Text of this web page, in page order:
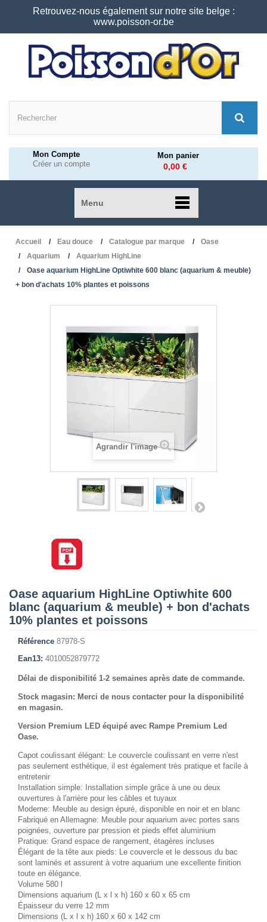
Retrouvez-nous également sur notre site belge :
www.poisson-or.be
Mon Compte
Créer un compte
Mon panier
0,00 €
Menu
Accueil Eau douce Catalogue par marque
Oase
Aquarium
Aquarium HighLine
Oase aquarium HighLine Optiwhite 600 blanc (aquarium & meuble)
+ bon d'achats 10% plantes et poissons
Agrandir l'image
Oase aquarium HighLine Optiwhite 600
blanc (aquarium & meuble) + bon d'achats
10% plantes et poissons
Référence 87978-S
Ean13: 4010052879772
Délai de disponibilité 1-2 semaines après date de commande.
Stock magasin: Merci de nous contacter pour la disponibilité
en magasin.
Version Premium LED équipé avec Rampe Premium Led
Oase.
Capot coulissant élégant: Le couvercle coulissant en verre n'est
pas seulement esthétique, il est également très pratique et facile à
entretenir
Installation simple: Installation simple grâce à une ou deux
ouvertures à l'arrière pour les câbles et tuyaux
Moderne: Meuble au design épuré, disponible en noir et en blanc
Fabriqué en Allemagne: Meuble pour aquarium avec portes sans
poignées, ouverture par pression et pieds effet aluminium
Pratique: Grand espace de rangement, étagères incluses
Élégant de la tête aux pieds: Le couvercle et le dessous du bac
sont laminés et assurent à votre aquarium une excellente finition
toute en élégance.
Volume 580 l
Dimensions aquarium (L x l x h) 160 x 60 x 65 cm
Épaisseur du verre 12 mm
Dimensions (L x l x h) 160 x 60 x 142 cm